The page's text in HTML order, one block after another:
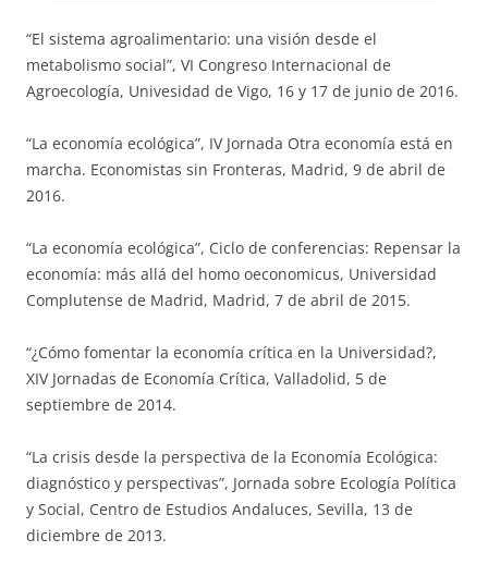
“El sistema agroalimentario: una visión desde el
metabolismo social”, VI Congreso Internacional de
Agroecología, Univesidad de Vigo, 16 y 17 de junio de 2016.
“La economía ecológica”, IV Jornada Otra economía está en
marcha. Economistas sin Fronteras, Madrid, 9 de abril de
2016.
“La economía ecológica”, Ciclo de conferencias: Repensar la
economía: más allá del homo oeconomicus, Universidad
Complutense de Madrid, Madrid, 7 de abril de 2015.
“¿Cómo fomentar la economía crítica en la Universidad?,
XIV Jornadas de Economía Crítica, Valladolid, 5 de
septiembre de 2014.
“La crisis desde la perspectiva de la Economía Ecológica:
diagnóstico y perspectivas”, Jornada sobre Ecología Política
y Social, Centro de Estudios Andaluces, Sevilla, 13 de
diciembre de 2013.